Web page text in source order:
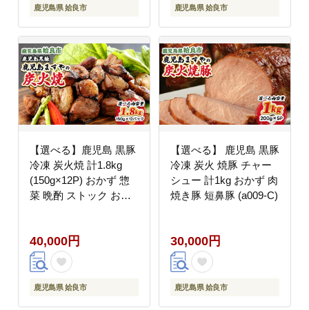
鹿児島県 姶良市 鹿児島県 姶良市
【選べる】鹿児島 黒豚
冷凍 炭火焼 計1.8kg
(150g×12P) おかず 惣
菜 晩酌 ストック おつ
40,000円
鹿児島県 姶良市
【選べる】 鹿児島 黒豚
冷凍 炭火 焼豚 チャー
シュー 計1kg おかず 肉
焼き豚 短鼻豚 (a009-C)
30,000円
鹿児島県 姶良市